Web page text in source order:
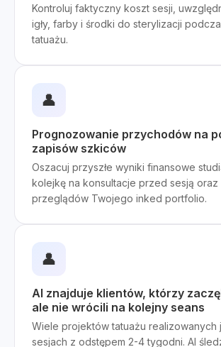
Kontroluj faktyczny koszt sesji,
igły, farby i środki do sterylizacji
tatuażu.
👤
Prognozowanie przychodów na
zapisów szkiców
Oszacuj przyszłe wyniki finansowe
kolejkę na konsultacje przed sesją oraz
przeglądów Twojego inked portfolio.
👤
AI znajduje klientów, którzy
ale nie wrócili na kolejny seans
Wiele projektów tatuażu realizowanych
sesjach z odstępem 2-4 tygodni. AI